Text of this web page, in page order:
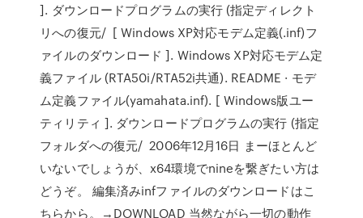
]. ダウンロードプログラムの実行 (指定ディレクト
リへの復元/ [ Windows XP対応モデム定義(.inf)フ
ァイルのダウンロード ]. Windows XP対応モデム定
義ファイル (RTA50i/RTA52i共通). README · モデ
ム定義ファイル(yamahata.inf). [ Windows版ユー
ティリティ ]. ダウンロードプログラムの実行 (指定
フォルダへの復元/ 2006年12月16日 まーほとんど
いないでしょうが、x64環境でnineを繋ぎたい方は
どうぞ。 編集済みinfファイルのダウンロードはこ
ちらから。→DOWNLOAD 当然ながら一切の動作